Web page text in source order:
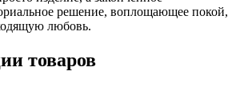
решение, воплощающее покой,
любовь.
товаров